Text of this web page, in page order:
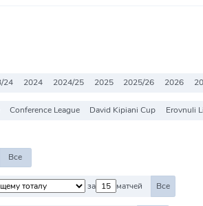
24 2024 2024/25 2025 2025/26 2026
Conference League David Kipiani Cup
Erovnuli
Все
за матчей Все